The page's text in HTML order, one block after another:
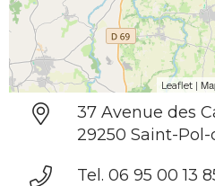
Leaflet |
37 Avenue des
29250 Saint-Pol-
Tel. 06 95 00 13